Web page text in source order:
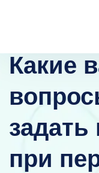
Какие
задать
при